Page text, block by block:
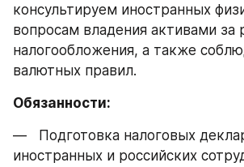
консультируем иностранных
вопросам владения активами за
налогообложения, а также
валютных правил.
Обязанности:
—   Подготовка налоговых
иностранных и российских